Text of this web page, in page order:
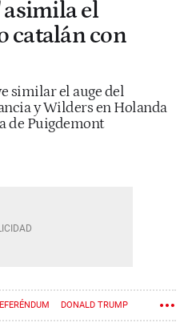
el
catalán con
similar el auge del
y Wilders en Holanda
de Puigdemont
DONALD TRUMP